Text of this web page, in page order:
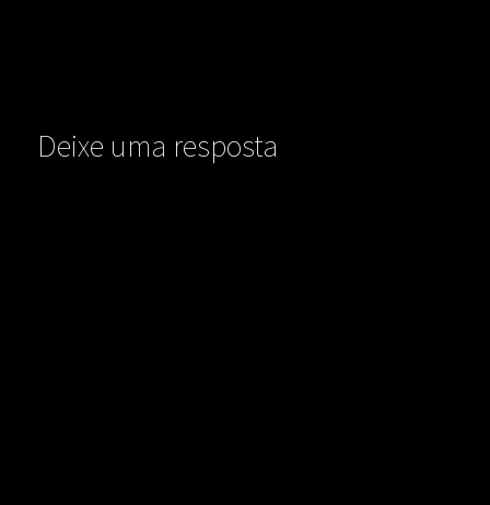
Deixe uma resposta